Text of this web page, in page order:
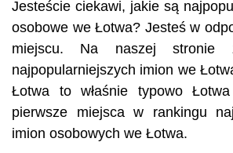
Jesteście ciekawi, jakie są
osobowe we Łotwa? Jesteś w
miejscu. Na naszej stronie
najpopularniejszych imion we
Łotwa to właśnie typowo
pierwsze miejsca w rankingu
imion osobowych we Łotwa.